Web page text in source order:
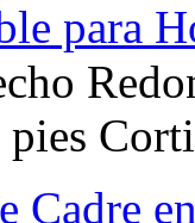
para
pies
Cadre